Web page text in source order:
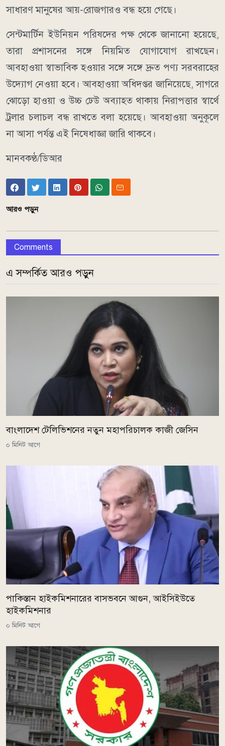
সাধারণ মানুষের আয়-রোজগারও বন্ধ হয়ে গেছে।
সেন্টমার্টিন ইউনিয়ন পরিষদের পক্ষ থেকে জানানো হয়েছে,
তারা প্রশাসনের সঙ্গে নিয়মিত যোগাযোগ রাখছেন।
আবহাওয়া স্বাভাবিক হওয়ার সঙ্গে সঙ্গে দ্রুত পণ্য সরবরাহের
উদ্যোগ নেওয়া হবে। আবহাওয়া অধিদপ্তর জানিয়েছে, সাগরে
ঝোড়ো হাওয়া ও উচ্চ ঢেউ অব্যাহত থাকায় নিরাপত্তার স্বার্থে
ট্রলার চলাচল বন্ধ রাখতে বলা হয়েছে। আবহাওয়া অনুকূলে
না আসা পর্যন্ত এই নিষেধাজ্ঞা জারি থাকবে।
মানবকণ্ঠ/ডিআর
আরও পড়ুন
Comments
এ সম্পর্কিত আরও পড়ুন
বাংলাদেশ টেলিভিশনের নতুন মহাপরিচালক কাজী জেসিন
০ মিনিট আগে
পাকিস্তান হাইকমিশনারের বাসভবনে আগুন, আইসিইউতে
হাইকমিশনার
০ মিনিট আগে